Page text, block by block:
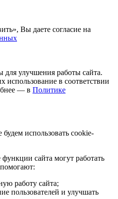
Вы даете согласие на
улучшения работы сайта.
использование в соответствии
— в Политике
использовать cookie-
сайта могут работать
работу сайта;
пользователей и улучшать